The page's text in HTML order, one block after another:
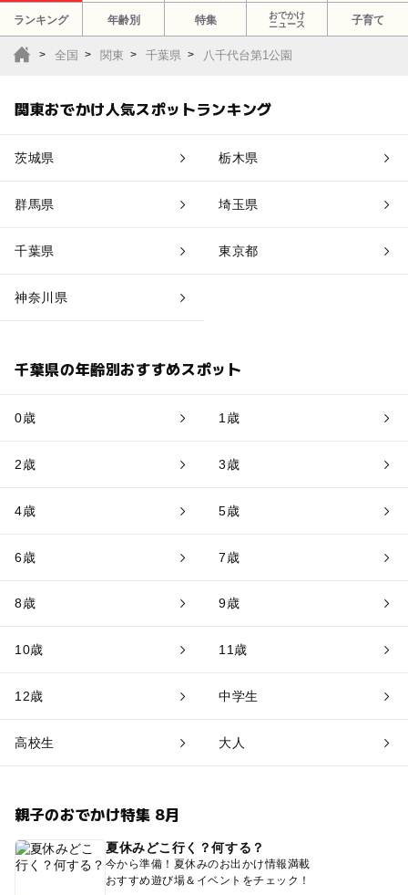
ランキング 年齢別 特集
おでかけ
ニュース
子育て
全国 関東 千葉県 八千代台第1公園
関東おでかけ人気スポットランキング
茨城県 栃木県
群馬県 埼玉県
千葉県 東京都
神奈川県
千葉県の年齢別おすすめスポット
0歳 1歳
2歳 3歳
4歳 5歳
6歳 7歳
8歳 9歳
10歳 11歳
12歳 中学生
高校生 大人
親子のおでかけ特集 8月
夏休みどこ行く？何する？
今から準備！夏休みのお出かけ情報満載
おすすめ遊び場＆イベントをチェック！